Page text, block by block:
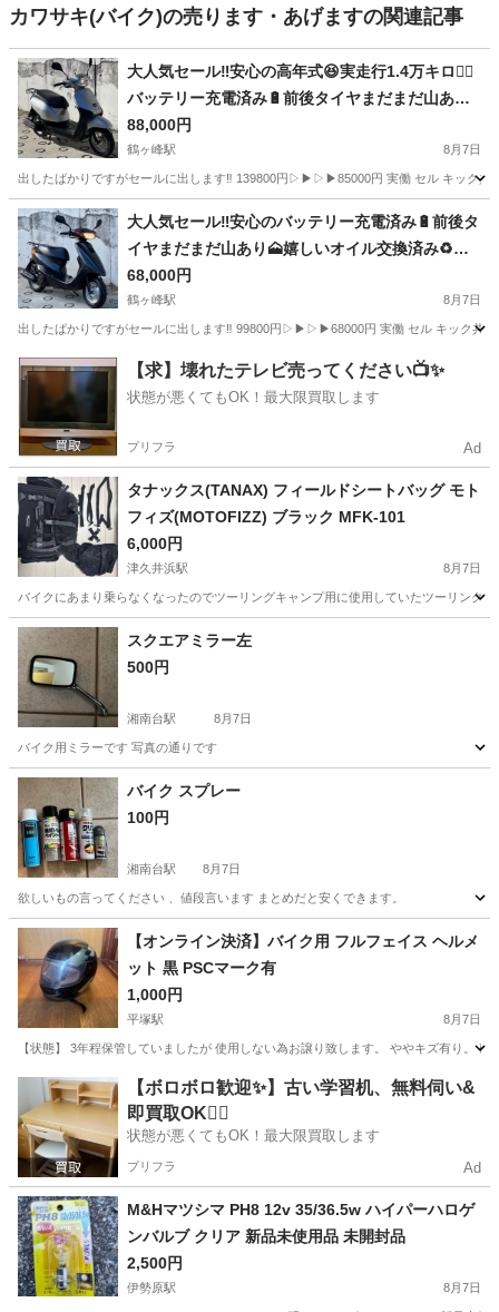
カワサキ(バイク)の売ります・あげますの関連記事
大人気セール‼️安心の高年式😆実走行1.4万キロ🏃‍♀️
バッテリー充電済み🔋前後タイヤまだまだ山あり
🗻嬉しいオイル交換済み♻️燃費重視＆年式重視＆
バイク初心者の方にオススメ✨️ラクラク始動のイ
ンジェクション💥オンライン決済で分割や後払い
も🉑AF75タクト✴
88,000円
鶴ヶ峰駅 8月7日
出したばかりですがセールに出します‼️ 139800円▷▶︎▷▶︎85000円 実働 セル キック共
神奈川 横浜市 鶴ヶ峰駅 バイク タクト
大人気セール‼️安心のバッテリー充電済み🔋前後タ
イヤまだまだ山あり🗻嬉しいオイル交換済み♻️燃
費重視＆バイク初心者の方におすすめ🔰ラクラク
始動のインジェクション💥オンライン決済で分割
や後払いも🉑人気のグレー😎SA36J ジョグ✴
68,000円
鶴ヶ峰駅 8月7日
出したばかりですがセールに出します‼️ 99800円▷▶︎▷▶︎68000円 実働 セル キック共
神奈川 横浜市 鶴ヶ峰駅 バイク 後払い
【求】壊れたテレビ売ってください📺✨
状態が悪くてもOK！最大限買取します
プリフラ Ad
タナックス(TANAX) フィールドシートバッグ モト
フィズ(MOTOFIZZ) ブラック MFK-101
6,000円
津久井浜駅 8月7日
バイクにあまり乗らなくなったのでツーリングキャンプ用に使用していたツーリング
神奈川 横須賀市 津久井浜駅
スクエアミラー左
500円
湘南台駅 8月7日
バイク用ミラーです 写真の通りです
神奈川 藤沢市 湘南台駅
バイク スプレー
100円
湘南台駅 8月7日
欲しいもの言ってください 、値段言います まとめだと安くできます。
神奈川 藤沢市 湘南台駅 その他
【オンライン決済】バイク用 フルフェイス ヘルメ
ット 黒 PSCマーク有
1,000円
平塚駅 8月7日
【状態】 3年程保管していましたが 使用しない為お譲り致します。 ややキズ有り。
神奈川 茅ヶ崎市 平塚駅 その他
【ボロボロ歓迎✨】古い学習机、無料伺い&
即買取OK🙆‍♀️
状態が悪くてもOK！最大限買取します
プリフラ Ad
M&Hマツシマ PH8 12v 35/36.5w ハイパーハロゲ
ンバルブ クリア 新品未使用品 未開封品
2,500円
伊勢原駅 8月7日